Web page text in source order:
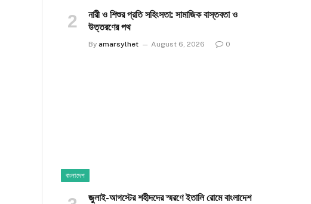
নারী ও শিশুর প্রতি সহিংসতা: সামাজিক বাস্তবতা ও
উত্তরণের পথ
By amarsylhet August 6, 2026 0
বাংলাদেশ
জুলাই-আগস্টের শহীদদের স্মরণে ইতালি রোমে বাংলাদেশ